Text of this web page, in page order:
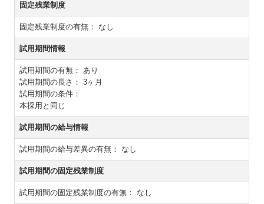
固定残業制度
固定残業制度の有無： なし
試用期間情報
試用期間の有無：あり
試用期間の長さ：3ヶ月
試用期間の条件：
本採用と同じ
試用期間の給与情報
試用期間の給与差異の有無： なし
試用期間の固定残業制度
試用期間の固定残業制度の有無： なし